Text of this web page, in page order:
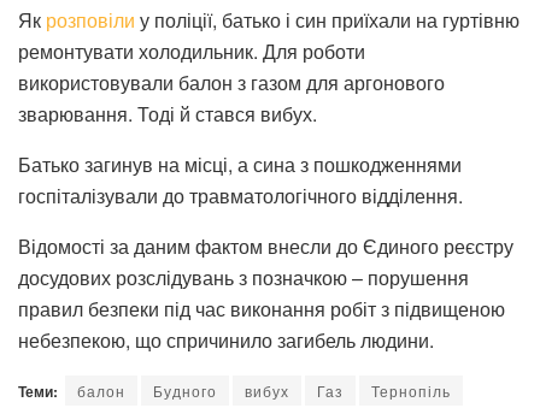
Як розповіли у поліції, батько і син приїхали на гуртівню
ремонтувати холодильник. Для роботи
використовували балон з газом для аргонового
зварювання. Тоді й стався вибух.
Батько загинув на місці, а сина з пошкодженнями
госпіталізували до травматологічного відділення.
Відомості за даним фактом внесли до Єдиного реєстру
досудових розслідувань з позначкою – порушення
правил безпеки під час виконання робіт з підвищеною
небезпекою, що спричинило загибель людини.
Теми: балон Будного вибух Газ Тернопіль